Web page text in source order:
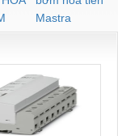
Mastra